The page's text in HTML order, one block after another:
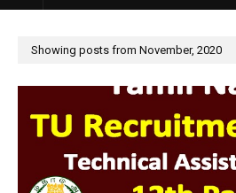
Showing posts from November, 2020